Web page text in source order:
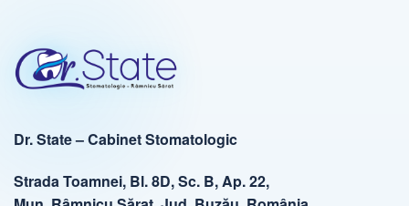
Dr. State – Cabinet Stomatologic
Strada Toamnei, Bl. 8D, Sc. B, Ap. 22,